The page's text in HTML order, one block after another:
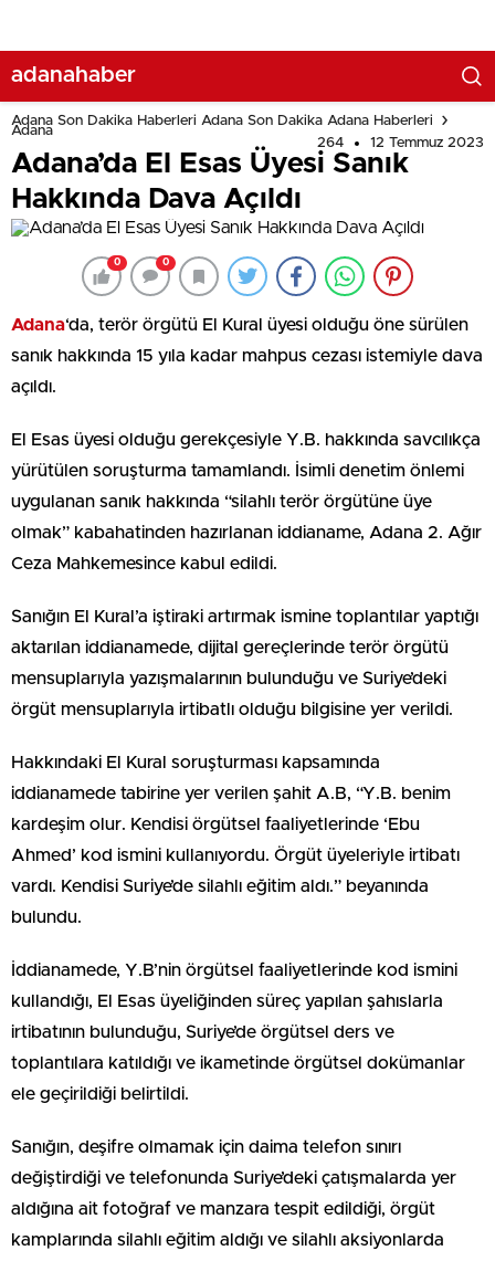
adanahaber
Adana Son Dakika Haberleri Adana Son Dakika Adana Haberleri
Adana
264
12 Temmuz 2023
Adana’da El Esas Üyesi Sanık
Hakkında Dava Açıldı
0 0
Adana‘da, terör örgütü El Kural üyesi olduğu öne sürülen
sanık hakkında 15 yıla kadar mahpus cezası istemiyle dava
açıldı.
El Esas üyesi olduğu gerekçesiyle Y.B. hakkında savcılıkça
yürütülen soruşturma tamamlandı. İsimli denetim önlemi
uygulanan sanık hakkında “silahlı terör örgütüne üye
olmak” kabahatinden hazırlanan iddianame, Adana 2. Ağır
Ceza Mahkemesince kabul edildi.
Sanığın El Kural’a iştiraki artırmak ismine toplantılar yaptığı
aktarılan iddianamede, dijital gereçlerinde terör örgütü
mensuplarıyla yazışmalarının bulunduğu ve Suriye’deki
örgüt mensuplarıyla irtibatlı olduğu bilgisine yer verildi.
Hakkındaki El Kural soruşturması kapsamında
iddianamede tabirine yer verilen şahit A.B, “Y.B. benim
kardeşim olur. Kendisi örgütsel faaliyetlerinde ‘Ebu
Ahmed’ kod ismini kullanıyordu. Örgüt üyeleriyle irtibatı
vardı. Kendisi Suriye’de silahlı eğitim aldı.” beyanında
bulundu.
İddianamede, Y.B’nin örgütsel faaliyetlerinde kod ismini
kullandığı, El Esas üyeliğinden süreç yapılan şahıslarla
irtibatının bulunduğu, Suriye’de örgütsel ders ve
toplantılara katıldığı ve ikametinde örgütsel dokümanlar
ele geçirildiği belirtildi.
Sanığın, deşifre olmamak için daima telefon sınırı
değiştirdiği ve telefonunda Suriye’deki çatışmalarda yer
aldığına ait fotoğraf ve manzara tespit edildiği, örgüt
kamplarında silahlı eğitim aldığı ve silahlı aksiyonlarda